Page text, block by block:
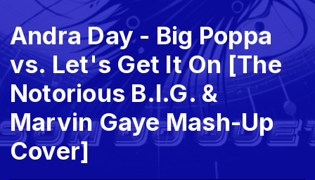
Andra Day - Big Poppa
vs. Let's Get It On [The
Notorious B.I.G. &
Marvin Gaye Mash-Up
Cover]